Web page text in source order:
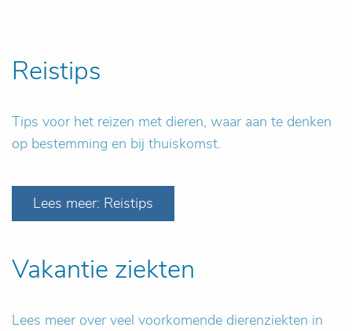
Reistips
Tips voor het reizen met dieren, waar aan te denken
op bestemming en bij thuiskomst.
Lees meer: Reistips
Vakantie ziekten
Lees meer over veel voorkomende dierenziekten in